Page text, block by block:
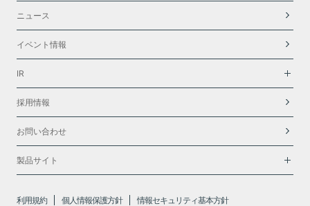
ニュース
イベント情報
IR
採用情報
お問い合わせ
製品サイト
利用規約 個人情報保護方針
情報セキュリティ基本方針